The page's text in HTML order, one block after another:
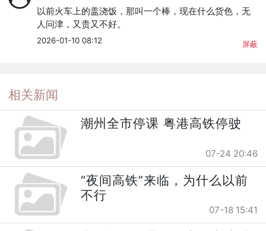
以前火车上的盖浇饭，那叫一个棒，现在什么货色，无
人问津，又贵又不好。
2026-01-10 08:12 屏蔽
相关新闻
潮州全市停课 粤港高铁停驶
07-24 20:46
“夜间高铁”来临，为什么以前
不行
07-18 15:41